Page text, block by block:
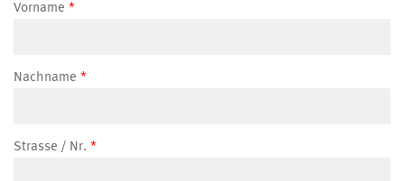
Vorname
Nachname
Strasse / Nr.